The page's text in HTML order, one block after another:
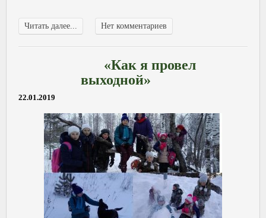
Читать далее... Нет комментариев
«Как я провел
выходной»
22.01.2019